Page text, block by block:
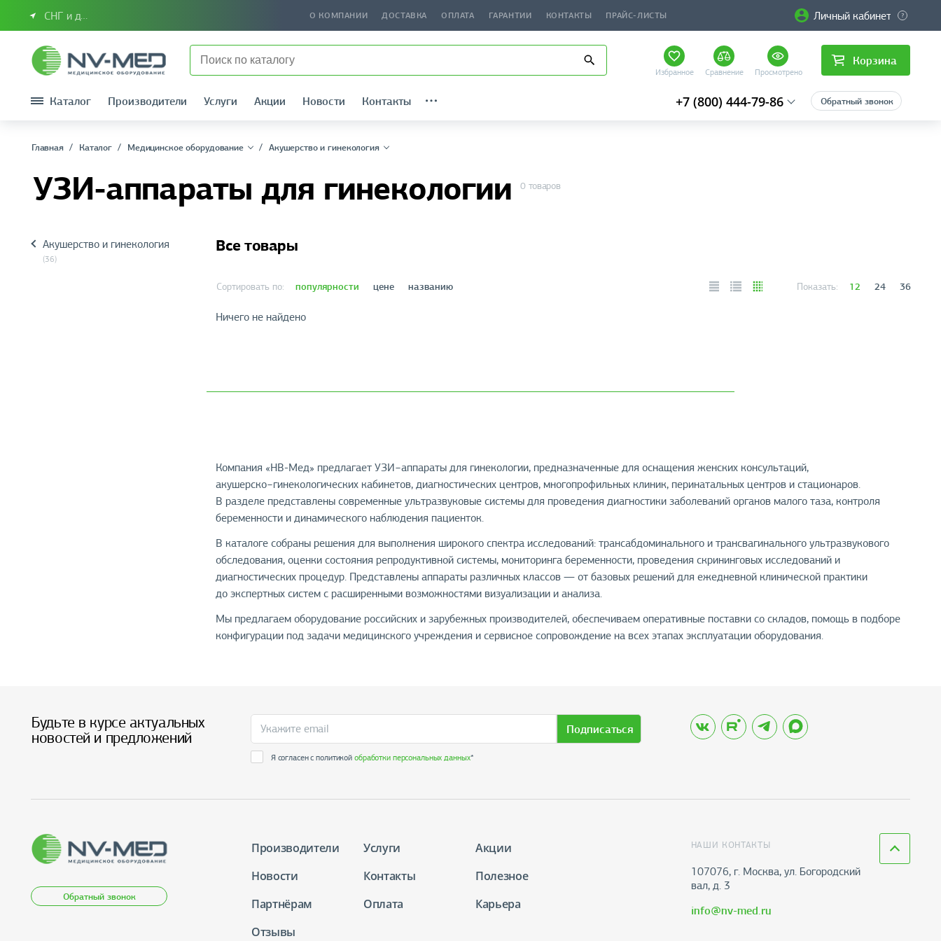
СНГ и другие страны О КОМПАНИИ ДОСТАВКА ОПЛАТА ГАРАНТИИ КОНТАКТЫ ПРАЙС-ЛИСТЫ Личный кабинет
Избранное Сравнение Просмотрено
Корзина
Каталог Производители Услуги Акции Новости Контакты +7 (800) 444-79-86 Обратный звонок
Главная Каталог Медицинское оборудование Акушерство и гинекология
УЗИ-аппараты для гинекологии 0 товаров
Акушерство и гинекология
(36)
Все товары
Сортировать по: популярности цене названию Показать: 12 24 36
Ничего не найдено
Компания «НВ-Мед» предлагает УЗИ−аппараты для гинекологии, предназначенные для оснащения женских консультаций,
акушерско−гинекологических кабинетов, диагностических центров, многопрофильных клиник, перинатальных центров и стационаров.
В разделе представлены современные ультразвуковые системы для проведения диагностики заболеваний органов малого таза, контроля
беременности и динамического наблюдения пациенток.
В каталоге собраны решения для выполнения широкого спектра исследований: трансабдоминального и трансвагинального ультразвукового
обследования, оценки состояния репродуктивной системы, мониторинга беременности, проведения скрининговых исследований и
диагностических процедур. Представлены аппараты различных классов — от базовых решений для ежедневной клинической практики
до экспертных систем с расширенными возможностями визуализации и анализа.
Мы предлагаем оборудование российских и зарубежных производителей, обеспечиваем оперативные поставки со складов, помощь в подборе
конфигурации под задачи медицинского учреждения и сервисное сопровождение на всех этапах эксплуатации оборудования.
Будьте в курсе актуальных
новостей и предложений
Подписаться
Я согласен с политикойобработки персональных данных*
Обратный звонок
Производители Услуги
Акции
Новости
Контакты
Полезное
Партнёрам
Оплата
Карьера
Отзывы
НАШИ КОНТАКТЫ
107076, г. Москва, ул. Богородский
вал, д. 3
info@nv-med.ru